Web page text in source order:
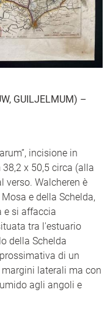
GUILJELMUM) –
incisione in
x 50,5 circa (alla
verso. Walcheren è
e della Schelda,
e si affaccia
tra l'estuario
della Schelda
di un
laterali ma con
agli angoli e